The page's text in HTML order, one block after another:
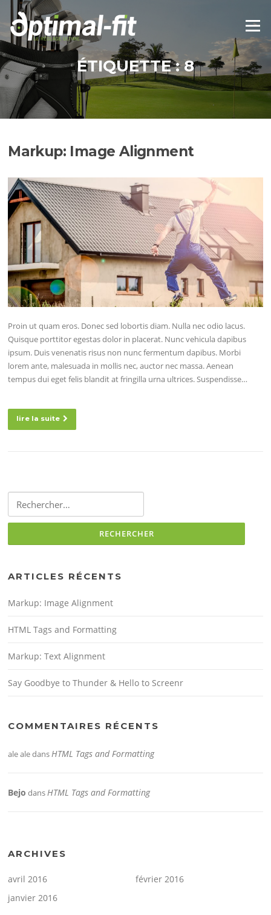
contenu
Menu
ÉTIQUETTE :8
Markup: Image Alignment
Proin ut quam eros. Donec sed lobortis diam. Nulla nec odio lacus.
Quisque porttitor egestas dolor in placerat. Nunc vehicula dapibus
ipsum. Duis venenatis risus non nunc fermentum dapibus. Morbi
lorem ante, malesuada in mollis nec, auctor nec massa. Aenean
tempus dui eget felis blandit at fringilla urna ultrices. Suspendisse…
lire la suite
ARTICLES RÉCENTS
Markup: Image Alignment
HTML Tags and Formatting
Markup: Text Alignment
Say Goodbye to Thunder & Hello to Screenr
COMMENTAIRES RÉCENTS
ale aledansHTML Tags and Formatting
Bejo dansHTML Tags and Formatting
ARCHIVES
avril 2016
février 2016
janvier 2016